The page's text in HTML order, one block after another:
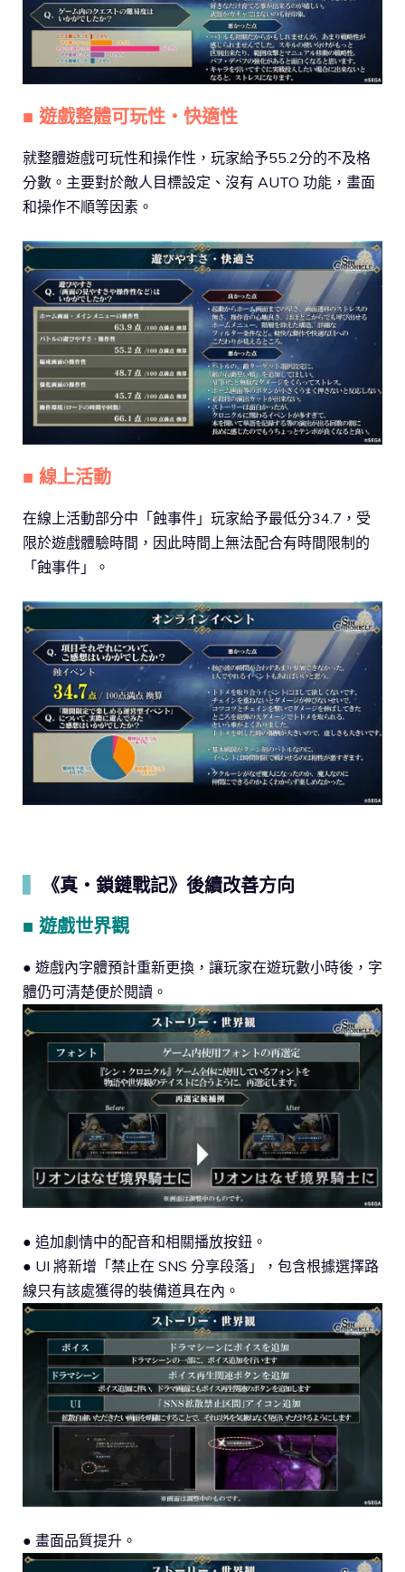
■ 遊戲整體可玩性・快適性
就整體遊戲可玩性和操作性，玩家給予55.2分的不及格
分數。主要對於敵人目標設定、沒有 AUTO 功能，畫面
和操作不順等因素。
■ 線上活動
在線上活動部分中「蝕事件」玩家給予最低分34.7，受
限於遊戲體驗時間，因此時間上無法配合有時間限制的
「蝕事件」。
《真・鎖鏈戰記》後續改善方向
■ 遊戲世界觀
● 遊戲內字體預計重新更換，讓玩家在遊玩數小時後，字
體仍可清楚便於閱讀。
● 追加劇情中的配音和相關播放按鈕。
● UI 將新增「禁止在 SNS 分享段落」，包含根據選擇路
線只有該處獲得的裝備道具在內。
● 畫面品質提升。